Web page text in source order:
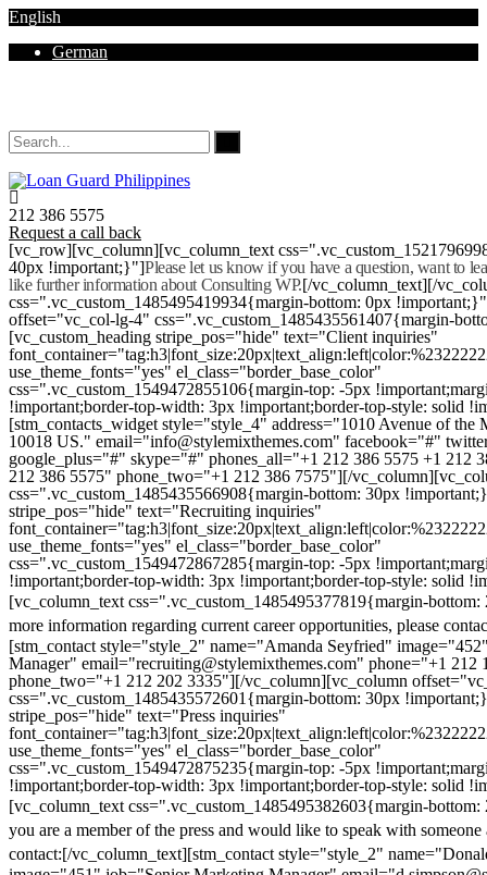
English
German
212 386 5575
Request a call back
[vc_row][vc_column][vc_column_text
40px !important;}"]Please let us know if you have a question, want to
like further information about Consulting WP.[/vc_column_text][/
css=".vc_custom_1485495419934{margin-bottom: 0px
offset="vc_col-lg-4" css=".vc_custom_1485435561407{margin-
[vc_custom_heading stripe_pos="hide" text="Client inquiries"
use_theme_fonts="yes" el_class="border_base_color"
css=".vc_custom_1549472855106{margin-top: -5px
!important;border-top-width: 3px !important;border-top-style: solid
[stm_contacts_widget style="style_4" address="1010 Avenue of
10018 US." email="info@stylemixthemes.com" facebook="#"
google_plus="#" skype="#" phones_all="+1 212 386 5575 +1 212
212 386 5575" phone_two="+1 212 386 7575"][/
css=".vc_custom_1485435566908{margin-bottom: 30px
stripe_pos="hide" text="Recruiting inquiries"
use_theme_fonts="yes" el_class="border_base_color"
css=".vc_custom_1549472867285{margin-top: -5px
!important;border-top-width: 3px !important;border-top-style: solid
[vc_column_text css=".vc_custom_1485495377819{margin-
more information regarding current career opportunities, please
[stm_contact style="style_2" name="Amanda Seyfried"
Manager" email="recruiting@stylemixthemes.com" phone="+1 212
phone_two="+1 212 202 3335"][/vc_column][vc_column
css=".vc_custom_1485435572601{margin-bottom: 30px
stripe_pos="hide" text="Press inquiries"
use_theme_fonts="yes" el_class="border_base_color"
css=".vc_custom_1549472875235{margin-top: -5px
!important;border-top-width: 3px !important;border-top-style: solid
[vc_column_text css=".vc_custom_1485495382603{margin-
you are a member of the press and would like to speak with someone
contact:[/vc_column_text][stm_contact style="style_2"